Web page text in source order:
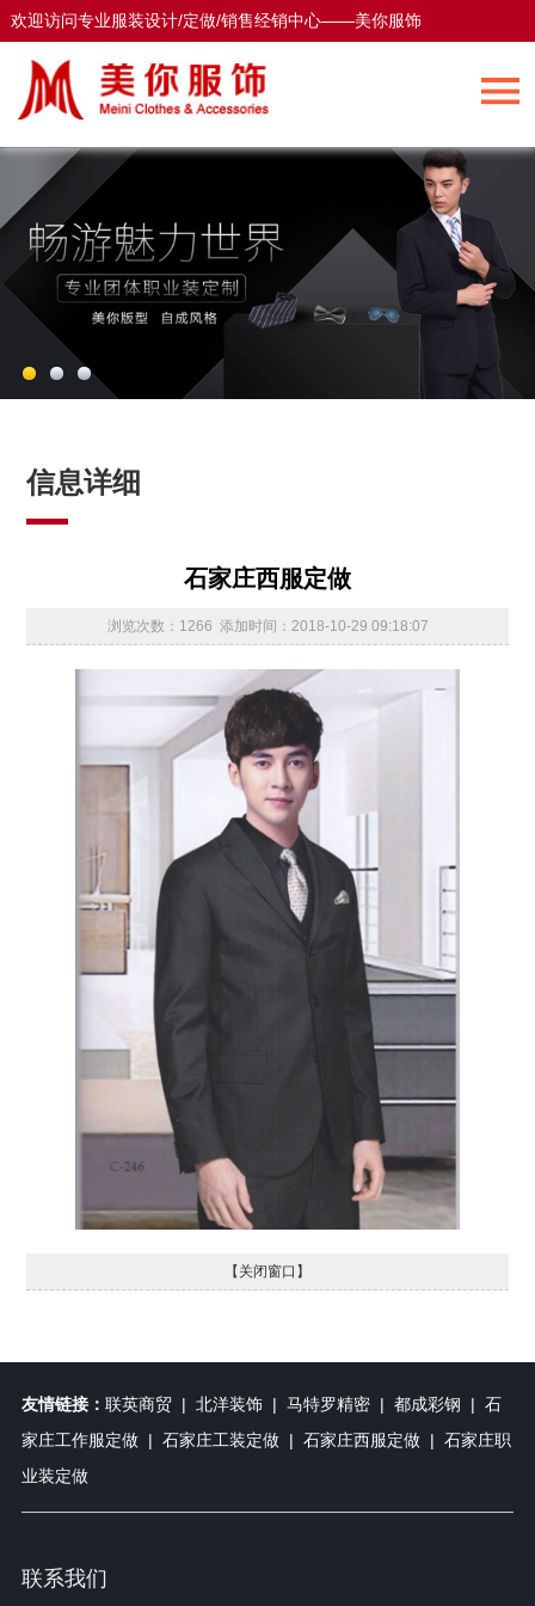
欢迎访问专业服装设计/定做/销售经销中心——美你服饰
欢迎访问专业服装设计/定做/销售经销中心——美你服饰
信息详细
石家庄西服定做
浏览次数：1266 添加时间：2018-10-29 09:18:07
【关闭窗口】
友情链接： 联英商贸| 北洋装饰| 马特罗精密| 都成彩钢 | 石
家庄工作服定做| 石家庄工装定做| 石家庄西服定做| 石家庄职
业装定做
联系我们